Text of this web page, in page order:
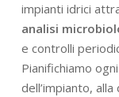
impianti idrici
analisi
e controlli
Pianifichiamo
dell’impianto,